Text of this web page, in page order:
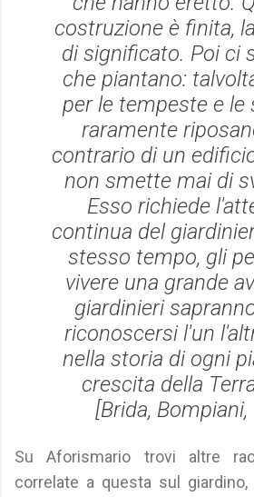
costruzione è finita,
di significato. Poi ci
che piantano:
per le tempeste e le
raramente
contrario di un
non smette mai di
Esso richiede
continua del
stesso tempo, gli
vivere una grande
giardinieri
riconoscersi l'un
nella storia di ogni
crescita della
[Brida, Bompiani,
Su Aforismario trovi altre
correlate a questa sul